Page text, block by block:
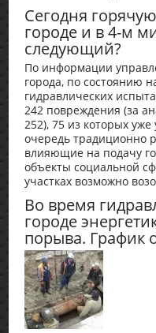
Сегодня
городе и в 4-м
следующий?
По информации
города, по состоянию
гидравлических
242 повреждения (за
252), 75 из которых
очередь традиционно
влияющие на подачу
объекты социальной
участках возможно
Во время
городе
порыва. График